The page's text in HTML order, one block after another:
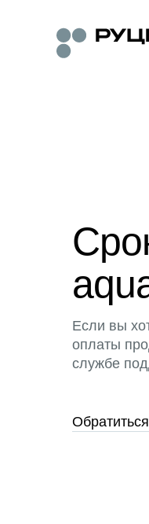
Если вы
оплаты
службе